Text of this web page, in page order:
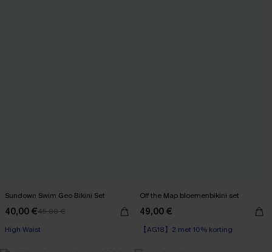
Sundown Swim Geo Bikini Set
40,00 €45,00 €
High Waist
Off the Map bloemenbikini set
49,00 €
【AG18】2 met 10% korting
High Waist